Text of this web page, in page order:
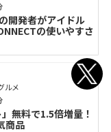
開発者がアイドル
の使いやすさ
ルメ
無料で1.5倍増量！
商品